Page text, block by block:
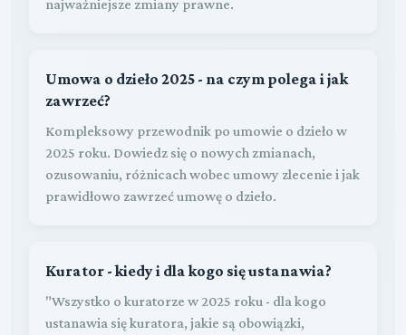
najważniejsze zmiany prawne.
Umowa o dzieło 2025 - na czym polega i jak
zawrzeć?
Kompleksowy przewodnik po umowie o dzieło w
2025 roku. Dowiedz się o nowych zmianach,
ozusowaniu, różnicach wobec umowy zlecenie i jak
prawidłowo zawrzeć umowę o dzieło.
Kurator - kiedy i dla kogo się ustanawia?
"Wszystko o kuratorze w 2025 roku - dla kogo
ustanawia się kuratora, jakie są obowiązki,